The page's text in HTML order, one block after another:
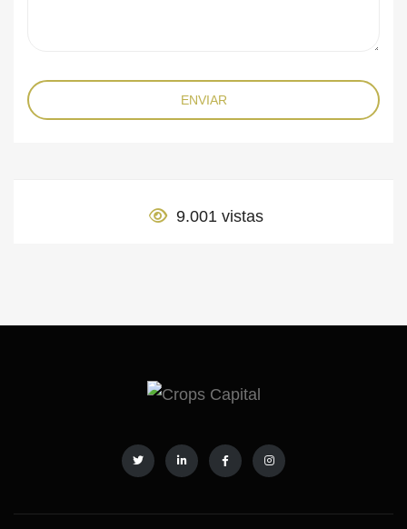
ENVIAR
9.001 vistas